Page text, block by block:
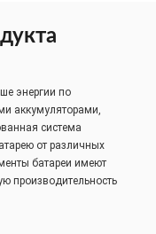
энергии по
аккумуляторами,
система
от различных
батареи имеют
производительность